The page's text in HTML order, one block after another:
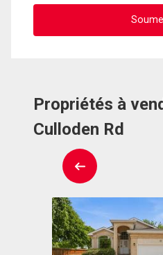
Propriétés à
Culloden Rd